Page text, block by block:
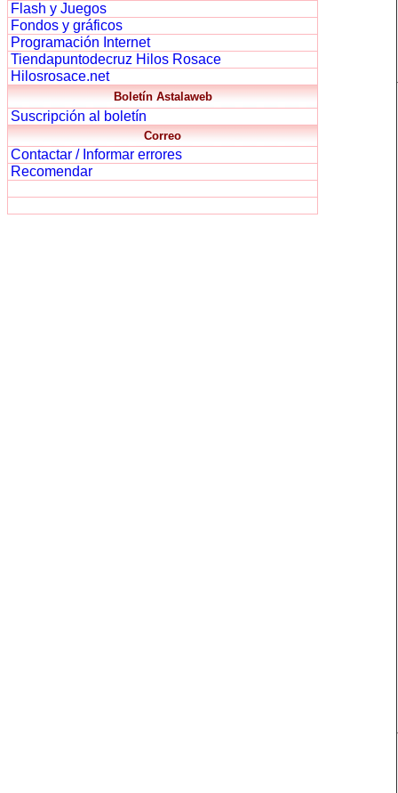
Flash y Juegos
Fondos y gráficos
Programación Internet
Tiendapuntodecruz Hilos Rosace
Hilosrosace.net
Boletín Astalaweb
Suscripción al boletín
Correo
Contactar / Informar errores
Recomendar